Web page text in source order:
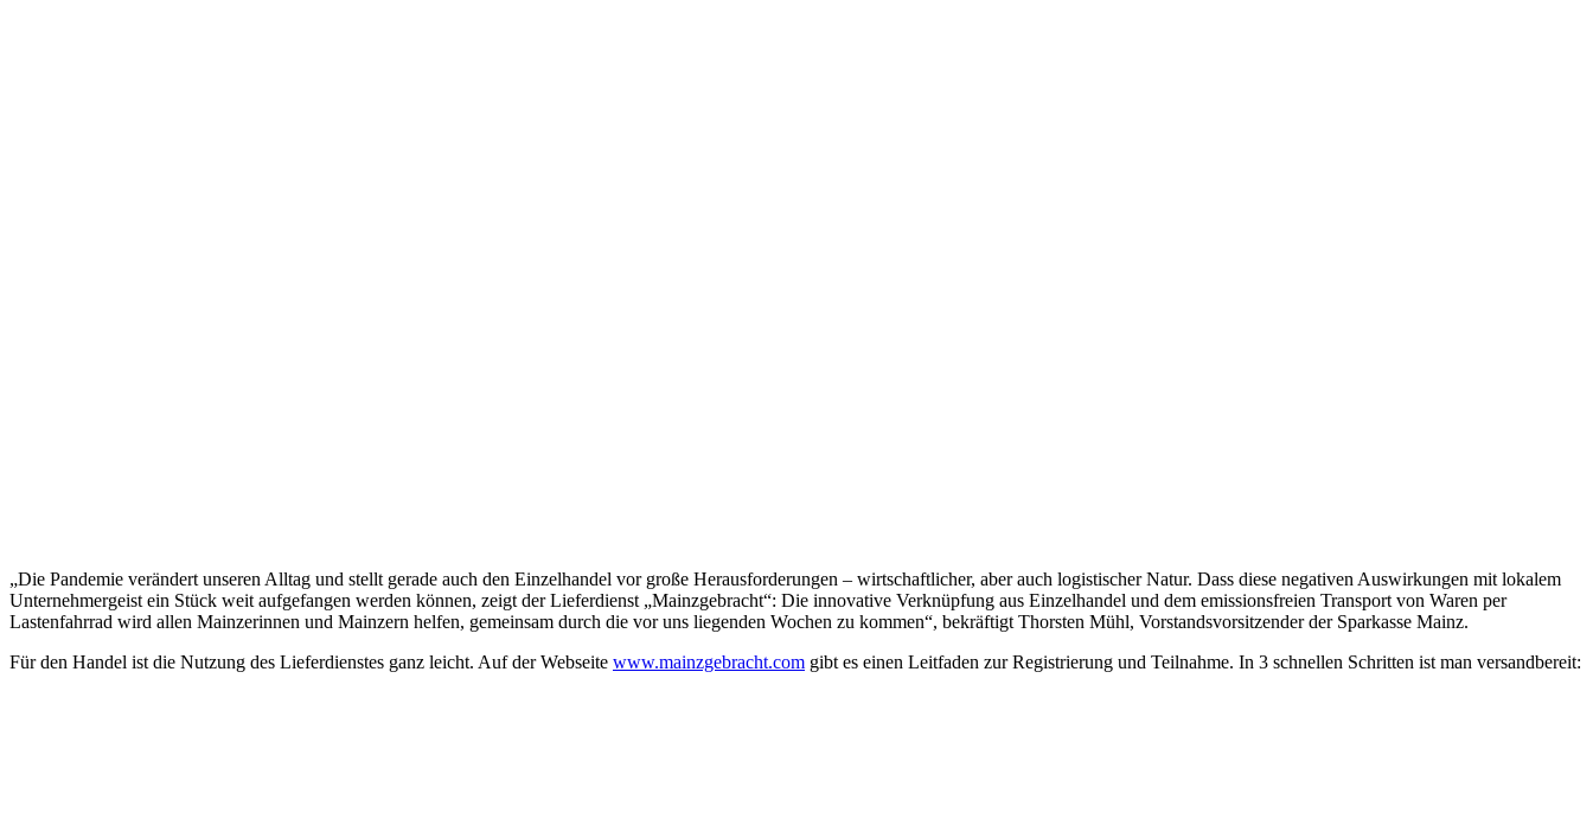
„Die Pandemie verändert unseren Alltag und stellt gerade auch den Einzelhandel vor große Herausforderungen – wirtschaftlicher, aber auch logistischer Natur. Dass diese negativen Auswirkungen mit lokalem
Unternehmergeist ein Stück weit aufgefangen werden können, zeigt der Lieferdienst „Mainzgebracht“: Die innovative Verknüpfung aus Einzelhandel und dem emissionsfreien Transport von Waren per
Lastenfahrrad wird allen Mainzerinnen und Mainzern helfen, gemeinsam durch die vor uns liegenden Wochen zu kommen“, bekräftigt Thorsten Mühl, Vorstandsvorsitzender der Sparkasse Mainz.
Für den Handel ist die Nutzung des Lieferdienstes ganz leicht. Auf der Webseite www.mainzgebracht.com gibt es einen Leitfaden zur Registrierung und Teilnahme. In 3 schnellen Schritten ist man versandbereit: